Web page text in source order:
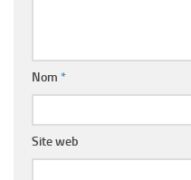
Nom *
Site web